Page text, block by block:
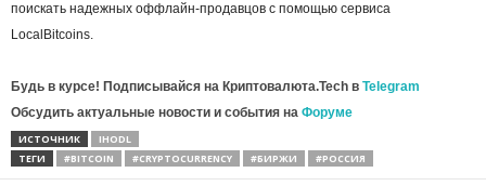
поискать надежных оффлайн-продавцов с помощью сервиса
LocalBitcoins.
Будь в курсе! Подписывайся на Криптовалюта.Tech в Telegram
Обсудить актуальные новости и события на Форуме
ИСТОЧНИК
IHODL
ТЕГИ
#BITCOIN #CRYPTOCURRENCY #БИРЖИ #РОССИЯ